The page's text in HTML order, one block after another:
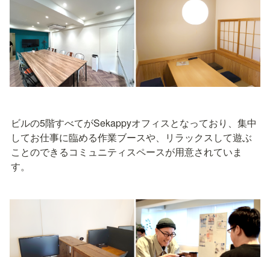
ビルの5階すべてがSekappyオフィスとなっており、集中
してお仕事に臨める作業ブースや、リラックスして遊ぶ
ことのできるコミュニティスペースが用意されていま
す。